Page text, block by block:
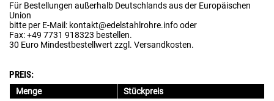
Für Bestellungen außerhalb Deutschlands aus der Europäischen
Union
bitte per E-Mail: kontakt@edelstahlrohre.info oder
Fax: +49 7731 918323 bestellen.
30 Euro Mindestbestellwert zzgl. Versandkosten.
PREIS:
Menge Stückpreis